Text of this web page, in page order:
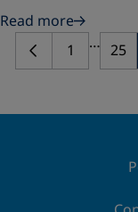
Read more
1
… 25